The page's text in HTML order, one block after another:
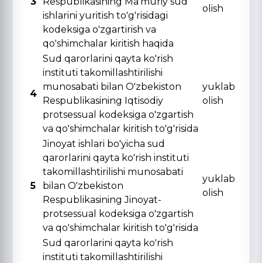
ishlarini yuritish to'g'risidagi
kodeksiga o'zgartirish va
qo'shimchalar kiritish haqida
olish
4
Sud qarorlarini qayta ko'rish
instituti takomillashtirilishi
munosabati bilan O'zbekiston
Respublikasining Iqtisodiy
protsessual kodeksiga o'zgartish
va qo'shimchalar kiritish to'g'risida
yuklab
olish
5
Jinoyat ishlari bo'yicha sud
qarorlarini qayta ko'rish instituti
takomillashtirilishi munosabati
bilan O'zbekiston
Respublikasining Jinoyat-
protsessual kodeksiga o'zgartish
va qo'shimchalar kiritish to'g'risida
yuklab
olish
Sud qarorlarini qayta ko'rish
instituti takomillashtirilishi